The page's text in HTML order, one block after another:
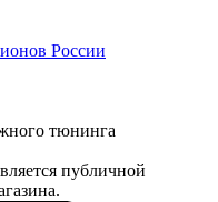
России
тюнинга
публичной